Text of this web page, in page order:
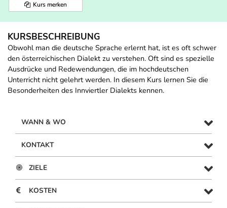
Kurs merken
KURSBESCHREIBUNG
Obwohl man die deutsche Sprache erlernt hat, ist es oft schwer
den österreichischen Dialekt zu verstehen. Oft sind es spezielle
Ausdrücke und Redewendungen, die im hochdeutschen
Unterricht nicht gelehrt werden. In diesem Kurs lernen Sie die
Besonderheiten des Innviertler Dialekts kennen.
WANN & WO
KONTAKT
ZIELE
KOSTEN